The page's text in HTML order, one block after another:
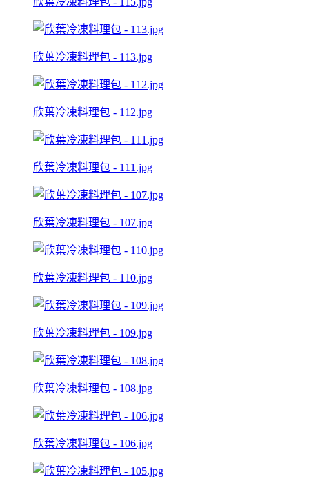
欣葉冷凍料理包 - 113.jpg
欣葉冷凍料理包 - 112.jpg
欣葉冷凍料理包 - 111.jpg
欣葉冷凍料理包 - 107.jpg
欣葉冷凍料理包 - 110.jpg
欣葉冷凍料理包 - 109.jpg
欣葉冷凍料理包 - 108.jpg
欣葉冷凍料理包 - 106.jpg